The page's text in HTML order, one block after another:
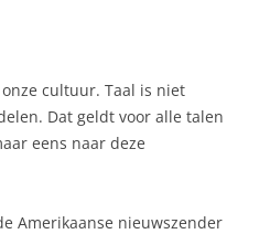
cultuur. Taal is niet
Dat geldt voor alle talen
eens naar deze
Amerikaanse nieuwszender